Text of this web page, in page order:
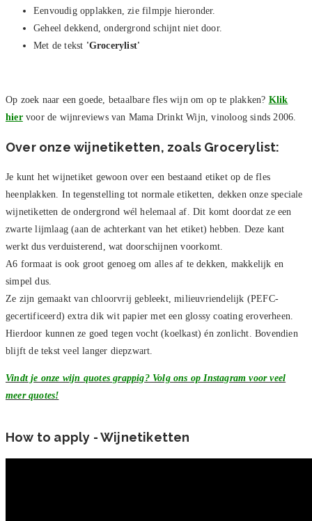
Eenvoudig opplakken, zie filmpje hieronder.
Geheel dekkend, ondergrond schijnt niet door.
Met de tekst 'Grocerylist'
Op zoek naar een goede, betaalbare fles wijn om op te plakken? Klik
hiervoor de wijnreviews van Mama Drinkt Wijn, vinoloog sinds 2006.
Over onze wijnetiketten, zoals Grocerylist:
Je kunt het wijnetiket gewoon over een bestaand etiket op de fles
heenplakken. In tegenstelling tot normale etiketten, dekken onze speciale
wijnetiketten de ondergrond wél helemaal af. Dit komt doordat ze een
zwarte lijmlaag (aan de achterkant van het etiket) hebben. Deze kant
werkt dus verduisterend, wat doorschijnen voorkomt.
A6 formaat is ook groot genoeg om alles af te dekken, makkelijk en
simpel dus.
Ze zijn gemaakt van chloorvrij gebleekt, milieuvriendelijk (PEFC-
gecertificeerd) extra dik wit papier met een glossy coating eroverheen.
Hierdoor kunnen ze goed tegen vocht (koelkast) én zonlicht. Bovendien
blijft de tekst veel langer diepzwart.
Vindt je onze wijn quotes grappig? Volg ons op Instagram voor veel
meer quotes!
How to apply - Wijnetiketten